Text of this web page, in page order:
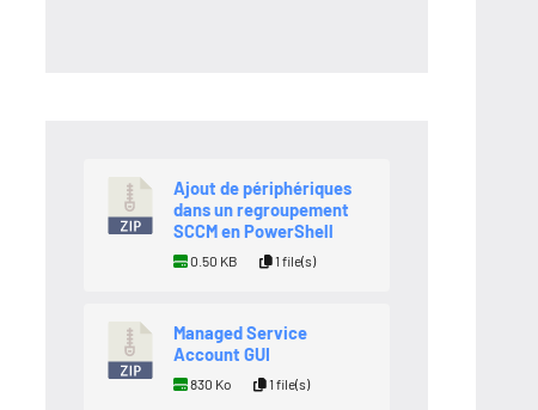
Ajout de périphériques
dans un regroupement
SCCM en PowerShell
0.50 KB 1 file(s)
Managed Service
Account GUI
830 Ko 1 file(s)